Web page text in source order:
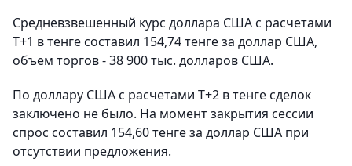
Средневзвешенный курс доллара США с расчетами
T+1 в тенге составил 154,74 тенге за доллар США,
объем торгов - 38 900 тыс. долларов США.
По доллару США с расчетами T+2 в тенге сделок
заключено не было. На момент закрытия сессии
спрос составил 154,60 тенге за доллар США при
отсутствии предложения.